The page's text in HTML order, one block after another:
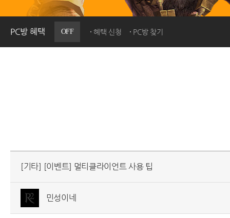
PC방 혜택 OFF 혜택 신청 PC방 찾기
[기타] [이벤트] 멀티클라이언트 사용 팁
민성이네